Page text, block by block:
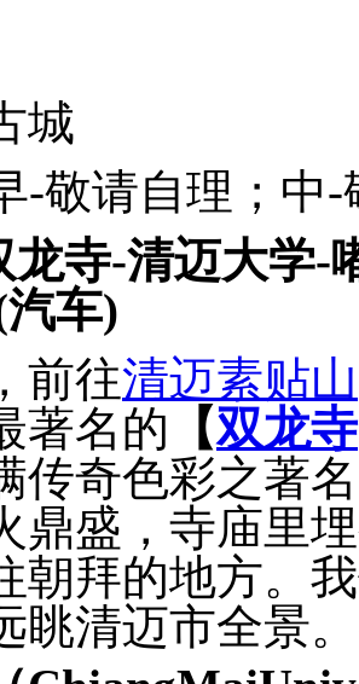
城
-敬请自理；中
龙寺-清迈大学-
车)
前往清迈素贴山
著名的 【双龙寺
传奇色彩之著
鼎盛，寺庙里
朝拜的地方。
眺清迈市全景